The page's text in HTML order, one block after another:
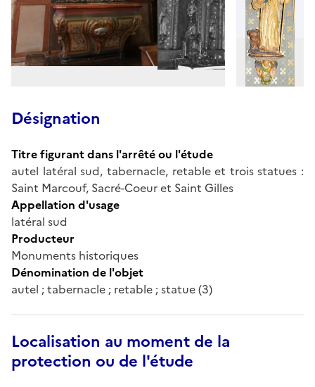
Désignation
Titre figurant dans l'arrêté ou l'étude
autel latéral sud, tabernacle, retable et trois statues :
Saint Marcouf, Sacré-Coeur et Saint Gilles
Appellation d'usage
latéral sud
Producteur
Monuments historiques
Dénomination de l'objet
autel ; tabernacle ; retable ; statue (3)
Localisation au moment de la
protection ou de l'étude